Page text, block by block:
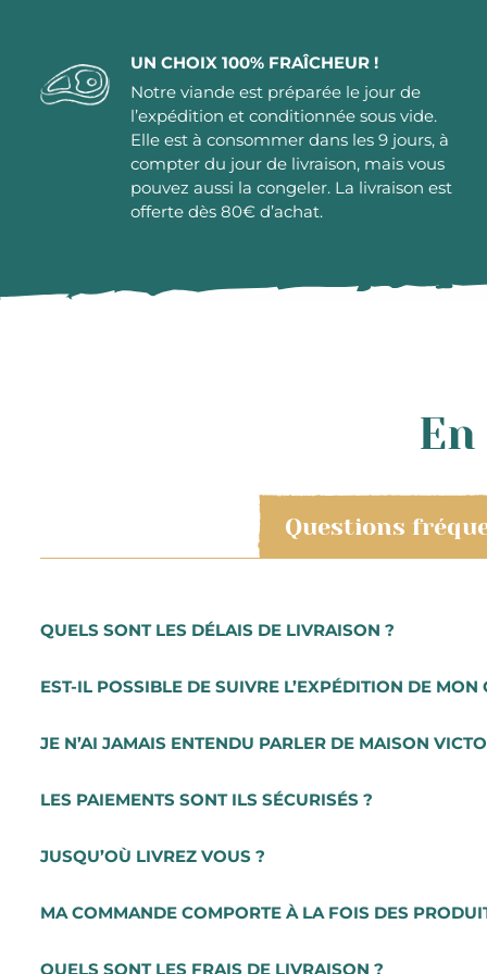
UN CHOIX 100% FRAÎCHEUR !
Notre viande est préparée le jour de
l’expédition et conditionnée sous vide.
Elle est à consommer dans les 9 jours, à
compter du jour de livraison, mais vous
pouvez aussi la congeler. La livraison est
offerte dès 80€ d’achat.
Questions
QUELS SONT LES DÉLAIS DE LIVRAISON ?
Les préparations de commande se font du mardi au
EST-IL POSSIBLE DE SUIVRE L’EXPÉDITION DE MON
notifié à chaque étape par e-mail et vous recevrez
JE N’AI JAMAIS ENTENDU PARLER DE MAISON
une boutique physique reconnue localement. Nous
LES PAIEMENTS SONT ILS SÉCURISÉS ?
des technologies de cryptage et d’authentification.
JUSQU’OÙ LIVREZ VOUS ?
MA COMMANDE COMPORTE À LA FOIS DES
QUELS SONT LES FRAIS DE LIVRAISON ?